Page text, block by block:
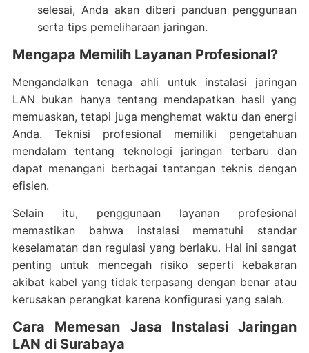
selesai, Anda akan diberi panduan penggunaan
serta tips pemeliharaan jaringan.
Mengapa Memilih Layanan Profesional?
Mengandalkan tenaga ahli untuk instalasi jaringan
LAN bukan hanya tentang mendapatkan hasil yang
memuaskan, tetapi juga menghemat waktu dan energi
Anda. Teknisi profesional memiliki pengetahuan
mendalam tentang teknologi jaringan terbaru dan
dapat menangani berbagai tantangan teknis dengan
efisien.
Selain itu, penggunaan layanan profesional
memastikan bahwa instalasi mematuhi standar
keselamatan dan regulasi yang berlaku. Hal ini sangat
penting untuk mencegah risiko seperti kebakaran
akibat kabel yang tidak terpasang dengan benar atau
kerusakan perangkat karena konfigurasi yang salah.
Cara Memesan Jasa Instalasi Jaringan
LAN di Surabaya